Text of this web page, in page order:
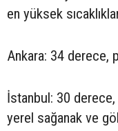
en yüksek
Ankara: 34 derece,
İstanbul: 30
yerel sağanak ve